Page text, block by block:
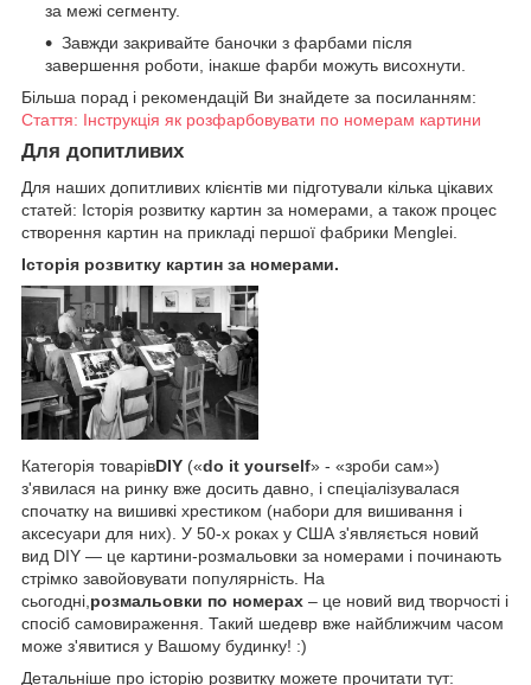
за межі сегменту.
Завжди закривайте баночки з фарбами після
завершення роботи, інакше фарби можуть висохнути.
Більша порад і рекомендацій Ви знайдете за посиланням:
Стаття: Інструкція як розфарбовувати по номерам картини
Для допитливих
Для наших допитливих клієнтів ми підготували кілька цікавих
статей: Історія розвитку картин за номерами, а також процес
створення картин на прикладі першої фабрики Menglei.
Історія розвитку картин за номерами.
Категорія товарівDIY («do it yourself» - «зроби сам»)
з'явилася на ринку вже досить давно, і спеціалізувалася
спочатку на вишивкі хрестиком (набори для вишивання і
аксесуари для них). У 50-х роках у США з'являється новий
вид DIY — це картини-розмальовки за номерами і починають
стрімко завойовувати популярність. На
сьогодні,розмальовки по номерах – це новий вид творчості і
спосіб самовираження. Такий шедевр вже найближчим часом
може з'явитися у Вашому будинку! :)
Детальніше про історію розвитку можете прочитати тут: